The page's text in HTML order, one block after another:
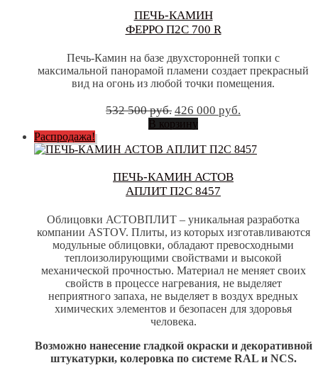
ПЕЧЬ-КАМИН
ФЕРРО П2С 700 R
Печь-Камин на базе двухсторонней топки с
максимальной панорамой пламени создает прекрасный
вид на огонь из любой точки помещения.
532 500руб. Первоначальная
цена
составляла
532
500 руб..
426 000 руб.
цена:
000 руб..
В корзину
Распродажа!
ПЕЧЬ-КАМИН АСТОВ
АПЛИТ П2С 8457
Облицовки АСТОВПЛИТ – уникальная разработка
компании ASTOV. Плиты, из которых изготавливаются
модульные облицовки, обладают превосходными
теплоизолирующими свойствами и высокой
механической прочностью. Материал не меняет своих
свойств в процессе нагревания, не выделяет
неприятного запаха, не выделяет в воздух вредных
химических элементов и безопасен для здоровья
человека.
Возможно нанесение гладкой окраски и декоративной
штукатурки, колеровка по системе RAL и NCS.